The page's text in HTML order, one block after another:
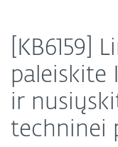
[KB6159]
paleiskite
ir
techninei